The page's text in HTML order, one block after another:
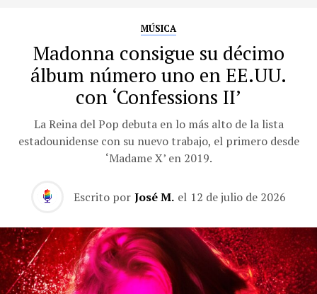
MÚSICA
Madonna consigue su décimo
álbum número uno en EE.UU.
con ‘Confessions II’
La Reina del Pop debuta en lo más alto de la lista
estadounidense con su nuevo trabajo, el primero desde
‘Madame X’ en 2019.
Escrito por José M. el 12 de julio de 2026